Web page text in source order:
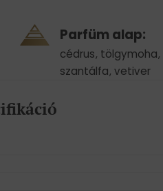
Parfüm alap:
cédrus, tölgymoha,
szantálfa, vetiver